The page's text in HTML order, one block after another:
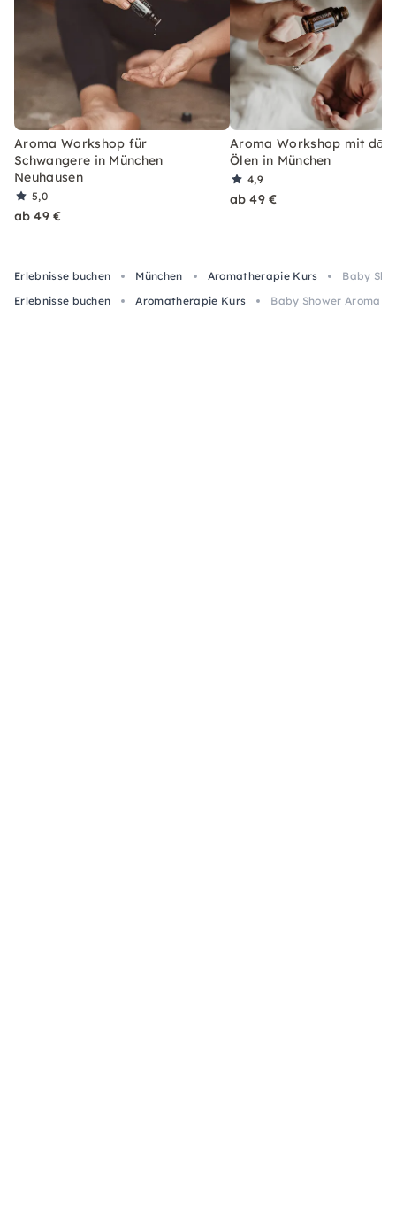
Aroma Workshop für
Schwangere in München
Neuhausen
5,0
ab 49 €
Aroma Workshop mit
Ölen in München
4,9
ab 49 €
Erlebnisse buchen München Aromatherapie Kurs
Baby
Erlebnisse buchen
Aromatherapie Kurs Baby Shower Aroma